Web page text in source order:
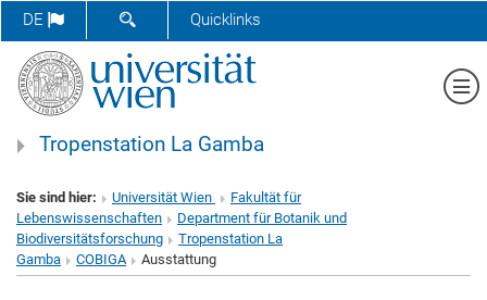
DE SUCHFORMULAR ÖFFNEN
Quicklinks
Tropenstation La Gamba
Sie sind hier: Universität Wien
Fakultät für
Lebenswissenschaften
Department für Botanik und
Biodiversitätsforschung
Tropenstation La
Gamba
COBIGA Ausstattung